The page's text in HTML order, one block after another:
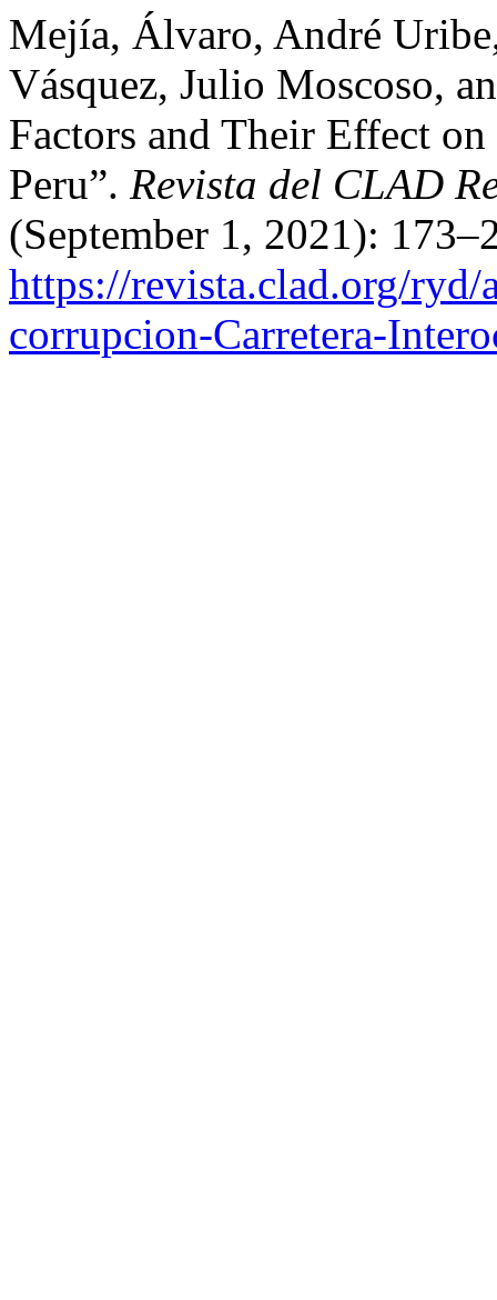
Mejía, Álvaro, André
Vásquez, Julio Moscoso,
Factors and Their Effect
Peru”. Revista del CLAD
(September 1, 2021):
https://revista.clad.org/
corrupcion-Carretera-